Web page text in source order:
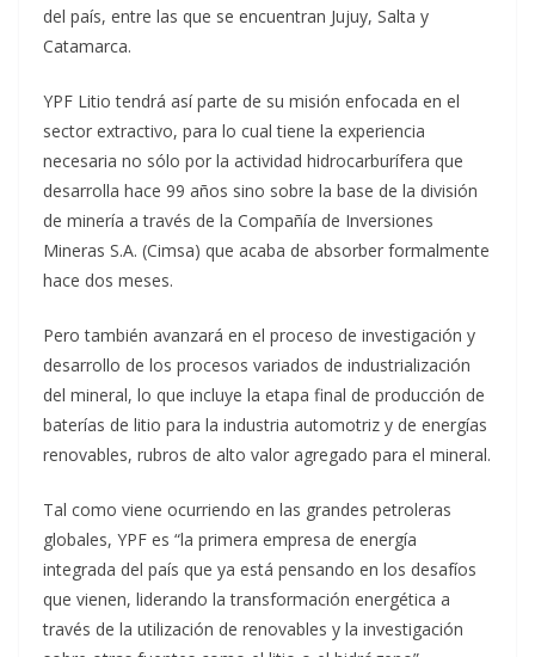
del país, entre las que se encuentran Jujuy, Salta y
Catamarca.
YPF Litio tendrá así parte de su misión enfocada en el
sector extractivo, para lo cual tiene la experiencia
necesaria no sólo por la actividad hidrocarburífera que
desarrolla hace 99 años sino sobre la base de la división
de minería a través de la Compañía de Inversiones
Mineras S.A. (Cimsa) que acaba de absorber formalmente
hace dos meses.
Pero también avanzará en el proceso de investigación y
desarrollo de los procesos variados de industrialización
del mineral, lo que incluye la etapa final de producción de
baterías de litio para la industria automotriz y de energías
renovables, rubros de alto valor agregado para el mineral.
Tal como viene ocurriendo en las grandes petroleras
globales, YPF es “la primera empresa de energía
integrada del país que ya está pensando en los desafíos
que vienen, liderando la transformación energética a
través de la utilización de renovables y la investigación